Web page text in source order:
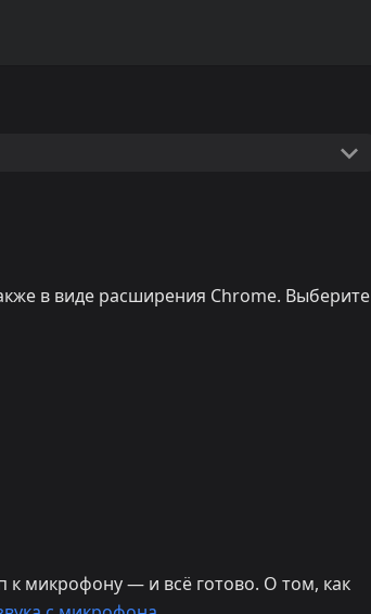
в виде расширения Chrome. Выберите
к микрофону — и всё готово. О том, как